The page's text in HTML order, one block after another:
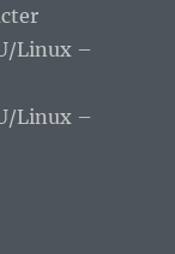
Linux –
Linux –